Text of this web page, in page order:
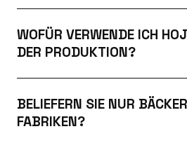
WOFÜR VERWENDE ICH
DER PRODUKTION?
BELIEFERN SIE NUR
FABRIKEN?